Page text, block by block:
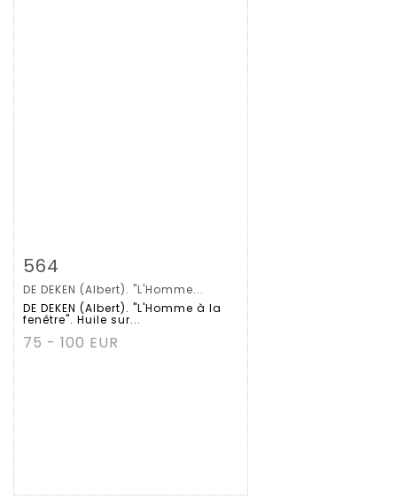
拍品详情
564
DE DEKEN (Albert). "L'Homme...
DE DEKEN (Albert). "L'Homme à la
fenêtre". Huile sur...
75 - 100 EUR